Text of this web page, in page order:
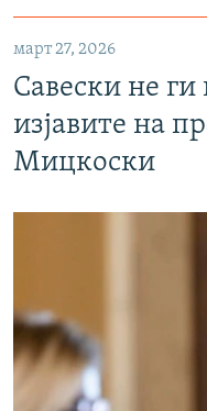
март 27, 2026
Савески не
изјавите на
Мицкоски